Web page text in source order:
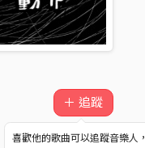
＋ 追蹤
喜歡他的歌曲可以追蹤音樂人，